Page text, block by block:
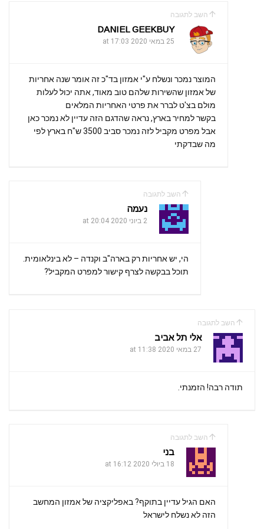
השב לתגובה
DANIEL GEEKBUY
25 במאי 2020 at 17:03
המוצר נמכר ונשלח ע"י אמזון בד"כ זה אומר שנה אחריות
של אמזון שהשירות שלהם טוב מאוד, אתה יכול לעלות
מולם בצ'ט לברר את פרטי האחריות המלאים
בקשר למחיר בארץ, נראה שהדגם הזה עדיין לא נמכר כאן
אבל מפרט מקביל לזה נמכר סביב 3500 ש"ח בארץ לפי
מה שבדקתי
השב לתגובה
נעמה
2 ביוני 2020 at 20:04
הי, יש אחריות רק בארה"ב וקנדה – לא בינלאומית.
תוכל בבקשה לצרף קישור למפרט המקביל?
השב לתגובה
אלי תל אביב
27 במאי 2020 at 11:38
תודה רבה! הזמנתי.
השב לתגובה
בני
18 ביולי 2020 at 16:12
האם הגיל עדיין בתוקף? באפליקציה של אמזון המחשב
הזה לא נשלח לישראל